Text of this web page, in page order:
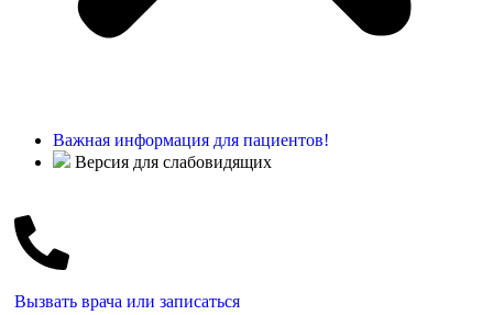
Важная информация для пациентов!
Версия для слабовидящих
Вызвать врача или записаться